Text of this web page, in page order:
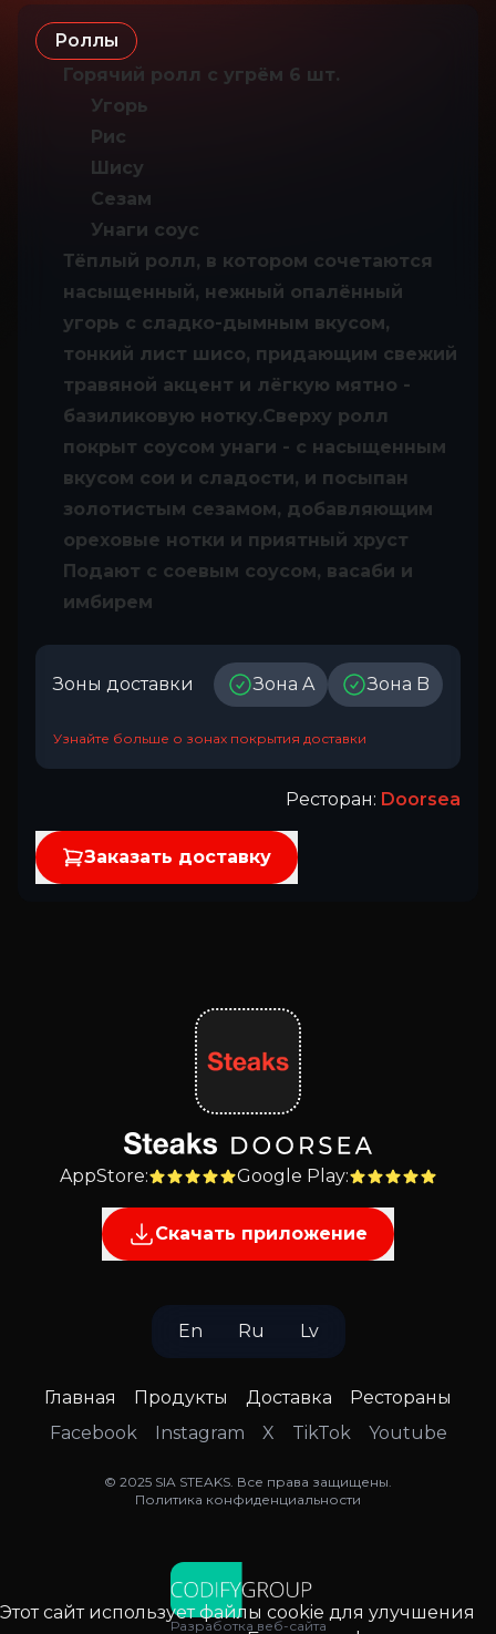
Роллы
Горячий ролл с угрём 6 шт.
Угорь
Рис
Шису
Сезам
Унаги соус
Тёплый ролл, в котором сочетаются
насыщенный, нежный опалённый
угорь с сладко-дымным вкусом,
тонкий лист шисо, придающим свежий
травяной акцент и лёгкую мятно -
базиликовую нотку.Сверху ролл
покрыт соусом унаги - с насыщенным
вкусом сои и сладости, и посыпан
золотистым сезамом, добавляющим
ореховые нотки и приятный хруст
Подают с соевым соусом, васаби и
имбирем
Зоны доставки Зона A Зона B
Узнайте больше о зонах покрытия доставки
Ресторан: Doorsea
Заказать доставку
AppStore: Google Play:
Скачать приложение
En Ru Lv
Главная Продукты Доставка
Рестораны
Facebook
Instagram X TikTok Youtube
© 2025 SIA STEAKS. Все права защищены.
Политика конфиденциальности
Разработка веб-сайта
Этот сайт использует файлы cookie для улучшения